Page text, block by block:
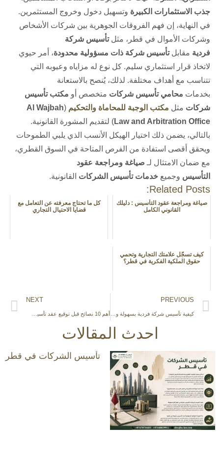
جذب الاستثمارات الكبيرة وتسهيل دخول وخروج المستثمرين.
في النهاية، إن فهم الفروقات الجوهرية بين شركات الأشخاص
وشركات الأموال في قطر، مثلتأسيس شركة
فردية مقابلتأسيس شركة ذات مسؤولية محدودة، أمر حيوي
لاتخاذ قرار استثماري سليم. كل نوع له مزاياه وعيوبه التي
تتناسب مع أهداف مختلفة. لذلك، يُنصح بالاستعانة
بخدمات محامي تأسيس شركات متخصص أو مكتب تأسيس
شركات مثل مكتب الوجبة للمحاماة والتحكيم (
Al Wajbah
Law and Arbitration Office) لتقديم المشورة القانونية.
بالتالي، يضمن ذلك اختيار الهيكل الأنسب الذي يلبي الطموحات
ويحقق أقصى استفادة من الفرص المتاحة في السوق القطري،
مع ضمان الامتثال لـ صياغة ومراجعة عقود
التأسيس وجميع خدمات تأسيس الشركات القانونية.
Related Posts:
صياغة ومراجعة عقود التأسيس : دليلك
القانوني الكامل
كل ما تحتاج معرفته عن التعامل مع
قضايا الاحتيال التجاري
كيف تسجّل علامتك التجارية وتحمي
حقوق الملكية الفكرية في قطر؟
PREVIOUS
NEXT
احدث المقالات
تأسيس الشركات في قطر